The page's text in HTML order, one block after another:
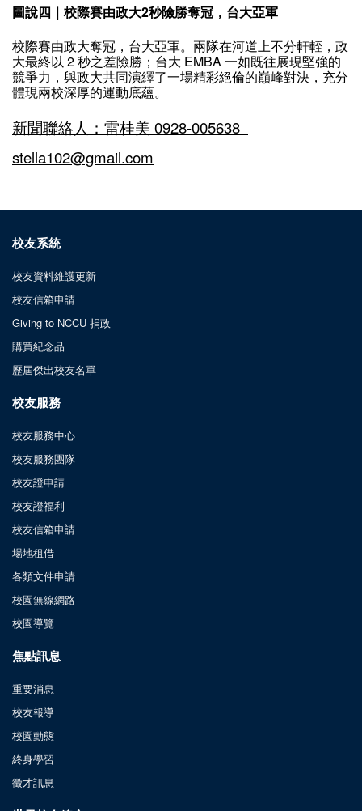
圖說四｜校際賽由政大2秒險勝奪冠，台大亞軍
校際賽由政大奪冠，台大亞軍。兩隊在河道上不分軒輊，政
大最終以 2 秒之差險勝；台大 EMBA 一如既往展現堅強的
競爭力，與政大共同演繹了一場精彩絕倫的巔峰對決，充分
體現兩校深厚的運動底蘊。
新聞聯絡人：雷桂美 0928-005638
stella102@gmail.com
校友系統
校友資料維護更新
校友信箱申請
Giving to NCCU 捐政
購買紀念品
歷屆傑出校友名單
校友服務
校友服務中心
校友服務團隊
校友證申請
校友證福利
校友信箱申請
場地租借
各類文件申請
校園無線網路
校園導覽
焦點訊息
重要消息
校友報導
校園動態
終身學習
徵才訊息